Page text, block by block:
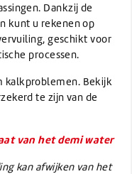
Dankzij de
kunt u rekenen op
geschikt voor
processen.
kalkproblemen. Bekijk
te zijn van de
van het demi water
kan afwijken van het